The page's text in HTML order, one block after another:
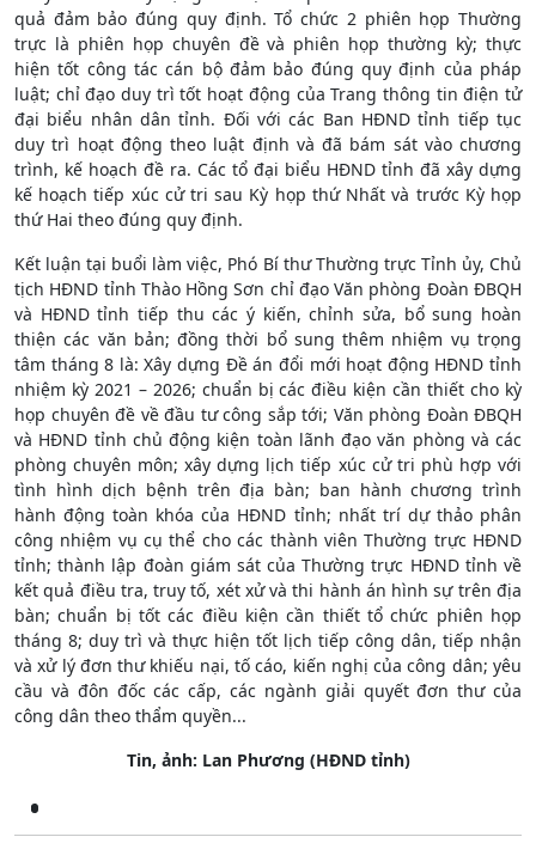
quả đảm bảo đúng quy định. Tổ chức 2 phiên họp Thường
trực là phiên họp chuyên đề và phiên họp thường kỳ; thực
hiện tốt công tác cán bộ đảm bảo đúng quy định của pháp
luật; chỉ đạo duy trì tốt hoạt động của Trang thông tin điện tử
đại biểu nhân dân tỉnh. Đối với các Ban HĐND tỉnh tiếp tục
duy trì hoạt động theo luật định và đã bám sát vào chương
trình, kế hoạch đề ra. Các tổ đại biểu HĐND tỉnh đã xây dựng
kế hoạch tiếp xúc cử tri sau Kỳ họp thứ Nhất và trước Kỳ họp
thứ Hai theo đúng quy định.
Kết luận tại buổi làm việc, Phó Bí thư Thường trực Tỉnh ủy, Chủ
tịch HĐND tỉnh Thào Hồng Sơn chỉ đạo Văn phòng Đoàn ĐBQH
và HĐND tỉnh tiếp thu các ý kiến, chỉnh sửa, bổ sung hoàn
thiện các văn bản; đồng thời bổ sung thêm nhiệm vụ trọng
tâm tháng 8 là: Xây dựng Đề án đổi mới hoạt động HĐND tỉnh
nhiệm kỳ 2021 – 2026; chuẩn bị các điều kiện cần thiết cho kỳ
họp chuyên đề về đầu tư công sắp tới; Văn phòng Đoàn ĐBQH
và HĐND tỉnh chủ động kiện toàn lãnh đạo văn phòng và các
phòng chuyên môn; xây dựng lịch tiếp xúc cử tri phù hợp với
tình hình dịch bệnh trên địa bàn; ban hành chương trình
hành động toàn khóa của HĐND tỉnh; nhất trí dự thảo phân
công nhiệm vụ cụ thể cho các thành viên Thường trực HĐND
tỉnh; thành lập đoàn giám sát của Thường trực HĐND tỉnh về
kết quả điều tra, truy tố, xét xử và thi hành án hình sự trên địa
bàn; chuẩn bị tốt các điều kiện cần thiết tổ chức phiên họp
tháng 8; duy trì và thực hiện tốt lịch tiếp công dân, tiếp nhận
và xử lý đơn thư khiếu nại, tố cáo, kiến nghị của công dân; yêu
cầu và đôn đốc các cấp, các ngành giải quyết đơn thư của
công dân theo thẩm quyền...
Tin, ảnh: Lan Phương (HĐND tỉnh)